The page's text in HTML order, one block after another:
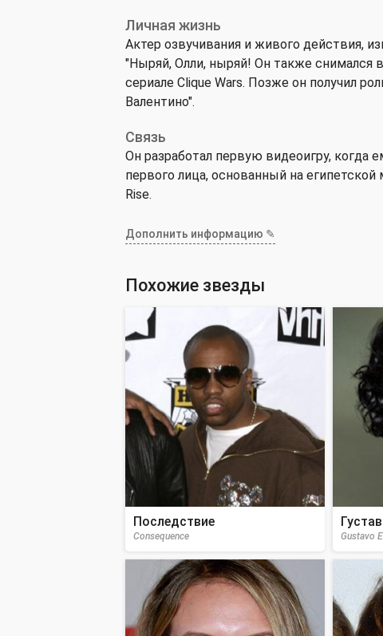
Личная жизнь
Актер озвучивания и живого действия,
"Ныряй, Олли, ныряй! Он также снимался в
сериале Clique Wars. Позже он получил
Валентино".
Связь
Он разработал первую видеоигру, когда
первого лица, основанный на
Rise.
Дополнить информацию ✎
Похожие звезды
Последствие
Consequence Gustavo